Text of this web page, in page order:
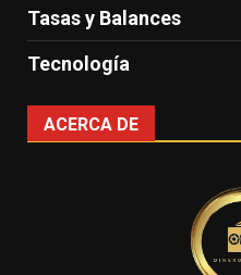
Tasas y Balances
Tecnología
ACERCA DE